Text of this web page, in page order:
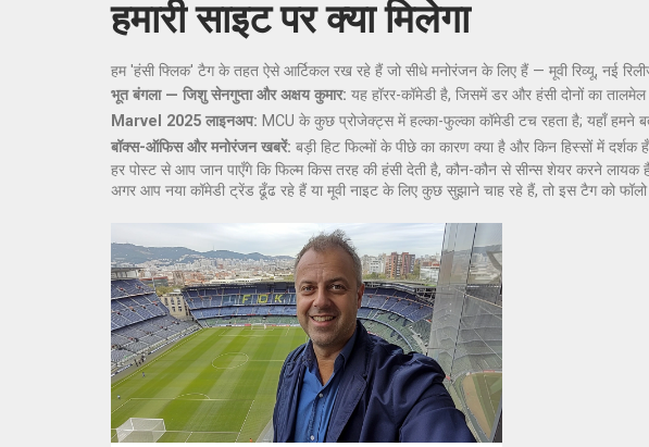
हमारी साइट पर क्या मिलेगा
हम 'हंसी फ्लिक' टैग के तहत ऐसे आर्टिकल रख रहे हैं जो सीधे मनोरंजन के लिए हैं — मूवी रिव्यू, नई
भूत बंगला — जिशु सेनगुप्ता और अक्षय कुमार: यह हॉरर-कॉमेडी है, जिसमें डर और हंसी दोनों का
Marvel 2025 लाइनअप: MCU के कुछ प्रोजेक्ट्स में हल्का-फुल्का कॉमेडी टच रहता है; यहाँ हमने
बॉक्स-ऑफिस और मनोरंजन खबरें: बड़ी हिट फिल्मों के पीछे का कारण क्या है और किन हिस्सों में
हर पोस्ट से आप जान पाएँगे कि फिल्म किस तरह की हंसी देती है, कौन-कौन से सीन्स शेयर करने लायक
अगर आप नया कॉमेडी ट्रेंड ढूँढ रहे हैं या मूवी नाइट के लिए कुछ सुझाने चाह रहे हैं, तो इस टैग को